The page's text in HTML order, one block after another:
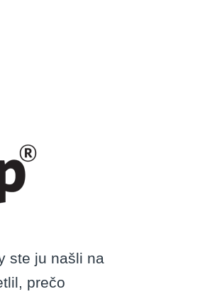
ste ju našli na
prečo